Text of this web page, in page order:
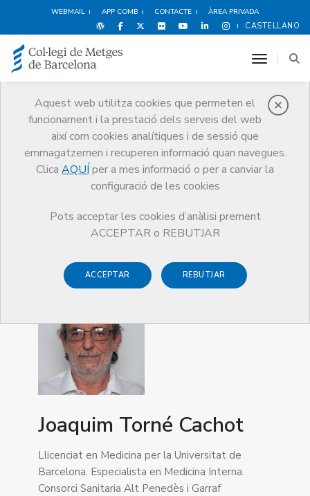
WEBMAIL APP COMB CONTACTE ÀREA PRIVADA
CASTELLANO
Aquest web utilitza cookies que permeten el
funcionament i la prestació dels serveis del web
així com cookies analítiques i de sessió que
emmagatzemen i recuperen informació quan navegues.
Clica AQUÍ per a mes informació o per a canviar la
configuració de les cookies
Pots acceptar les cookies d’anàlisi prement
ACCEPTAR o REBUTJAR
ACCEPTAR REBUTJAR
toggle
Premis
Premis Guardonat Edició 2022
Guardonat Edició 2022
Joaquim Torné Cachot
Llicenciat en Medicina per la Universitat de
Barcelona. Especialista en Medicina Interna.
Consorci Sanitaria Alt Penedès i Garraf